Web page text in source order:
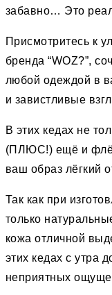
забавно… Это
Присмотритесь к
бренда “WOZ?”,
любой одеждой в
и завистливые
В этих кедах не
(ПЛЮС!) ещё и
ваш образ лёгкий
Так как при
только
кожа отличной
этих кедах с утра
неприятных